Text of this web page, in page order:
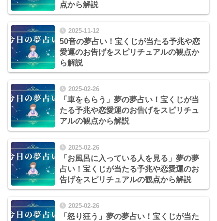
点から解説
2025-11-12
50音の夢占い！宝くじが当たる予兆や恋
愛運のお告げをスピリチュアルの観点か
ら解説
2025-02-26
「車をもらう」夢の夢占い！宝くじが当
たる予兆や恋愛運のお告げをスピリチュ
アルの観点から解説
2025-02-26
「お風呂に入っている人を見る」夢の夢
占い！宝くじが当たる予兆や恋愛運のお
告げをスピリチュアルの観点から解説
2025-02-26
「怒り狂う」夢の夢占い！宝くじが当た